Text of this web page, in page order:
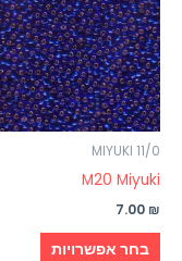
MIYUKI 11/0
M20 Miyuki
7.00 ₪
בחר אפשרויות
מספר
סוגים.
ניתן
לבחור
את